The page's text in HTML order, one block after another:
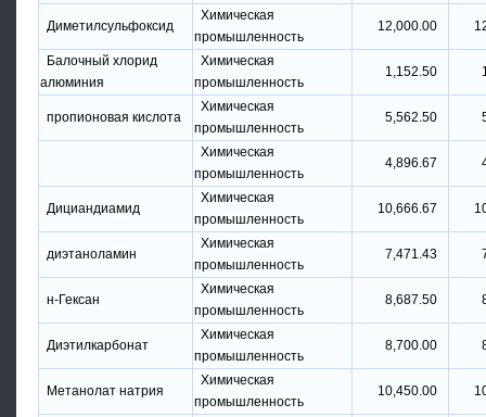
Диметилсульфоксид
Химическая
промышленность
12,000.00
Балочный хлорид
алюминия
Химическая
промышленность
1,152.50
пропионовая кислота
Химическая
промышленность
5,562.50
Химическая
промышленность
4,896.67
Дициандиамид
Химическая
промышленность
10,666.67
диэтаноламин
Химическая
промышленность
7,471.43
н-Гексан
Химическая
промышленность
8,687.50
Диэтилкарбонат
Химическая
промышленность
8,700.00
Метанолат натрия
Химическая
промышленность
10,450.00